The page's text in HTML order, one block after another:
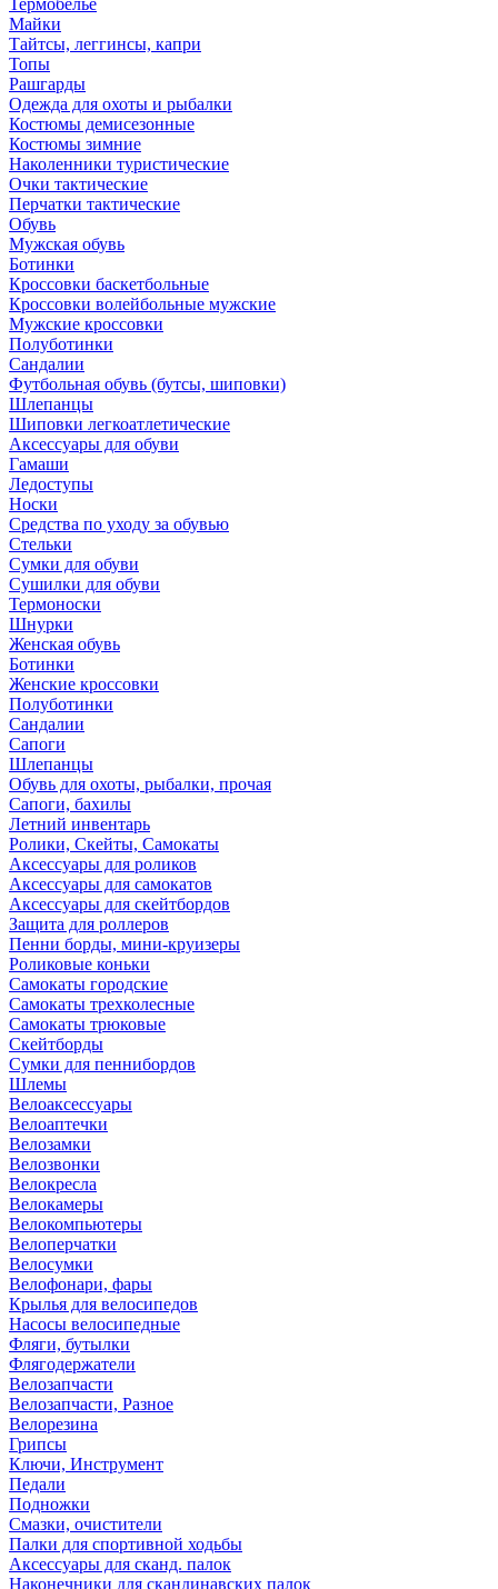
Термобелье
Майки
Тайтсы, леггинсы, капри
Топы
Рашгарды
Одежда для охоты и рыбалки
Костюмы демисезонные
Костюмы зимние
Наколенники туристические
Очки тактические
Перчатки тактические
Обувь
Мужская обувь
Ботинки
Кроссовки баскетбольные
Кроссовки волейбольные мужские
Мужские кроссовки
Полуботинки
Сандалии
Футбольная обувь (бутсы, шиповки)
Шлепанцы
Шиповки легкоатлетические
Аксессуары для обуви
Гамаши
Ледоступы
Носки
Средства по уходу за обувью
Стельки
Сумки для обуви
Сушилки для обуви
Термоноски
Шнурки
Женская обувь
Ботинки
Женские кроссовки
Полуботинки
Сандалии
Сапоги
Шлепанцы
Обувь для охоты, рыбалки, прочая
Сапоги, бахилы
Летний инвентарь
Ролики, Скейты, Самокаты
Аксессуары для роликов
Аксессуары для самокатов
Аксессуары для скейтбордов
Защита для роллеров
Пенни борды, мини-круизеры
Роликовые коньки
Самокаты городские
Самокаты трехколесные
Самокаты трюковые
Скейтборды
Сумки для пеннибордов
Шлемы
Велоаксессуары
Велоаптечки
Велозамки
Велозвонки
Велокресла
Велокамеры
Велокомпьютеры
Велоперчатки
Велосумки
Велофонари, фары
Крылья для велосипедов
Насосы велосипедные
Фляги, бутылки
Флягодержатели
Велозапчасти
Велозапчасти, Разное
Велорезина
Грипсы
Ключи, Инструмент
Педали
Подножки
Смазки, очистители
Палки для спортивной ходьбы
Аксессуары для сканд. палок
Наконечники для скандинавских палок